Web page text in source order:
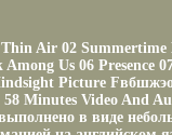
Air 02
Us 06 Presence
Picture
Minutes Video And
в виде